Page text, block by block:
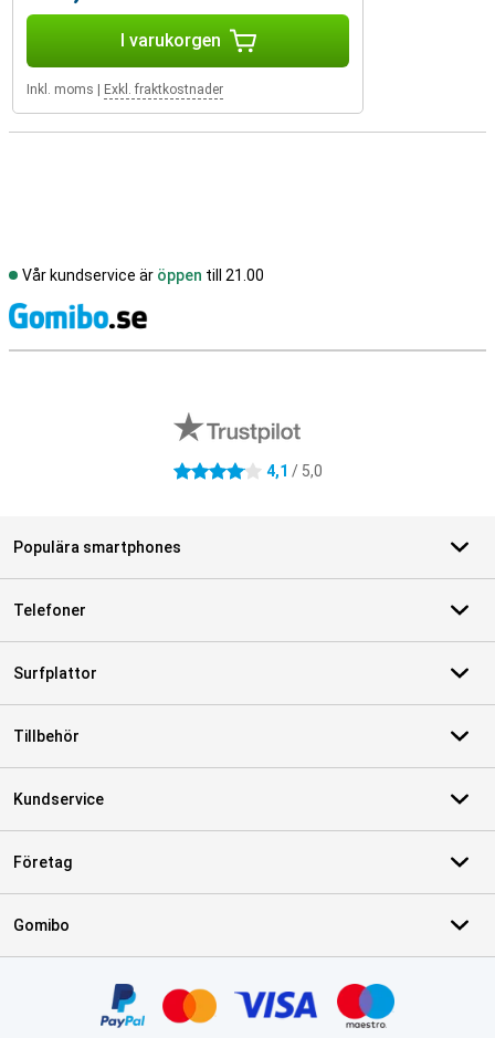
I varukorgen
Inkl. moms Exkl. fraktkostnader
Vår kundservice är öppen till 21.00
4.1 stjärnor 4,1 / 5,0
Populära smartphones
Telefoner
Surfplattor
Tillbehör
Kundservice
Företag
Gomibo